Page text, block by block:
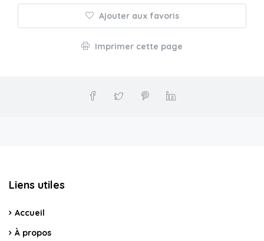
Ajouter aux favoris
Imprimer cette page
Liens utiles
Accueil
À propos